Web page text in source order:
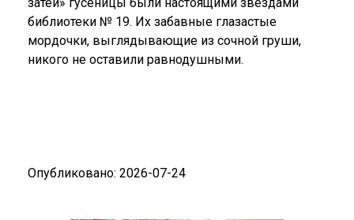
библиотеки № 19. Их забавные глазастые
мордочки, выглядывающие из сочной груши,
никого не оставили равнодушными.
Опубликовано: 2026-07-24